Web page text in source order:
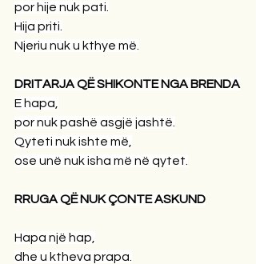
por hije nuk pati.
Hija priti.
Njeriu nuk u kthye më.
DRITARJA QË SHIKONTE NGA BRENDA
E hapa,
por nuk pashë asgjë jashtë.
Qyteti nuk ishte më,
ose unë nuk isha më në qytet.
RRUGA QË NUK ÇONTE ASKUND
Hapa një hap,
dhe u ktheva prapa.